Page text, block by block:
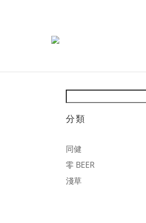
分類
同健
零 BEER
淺草